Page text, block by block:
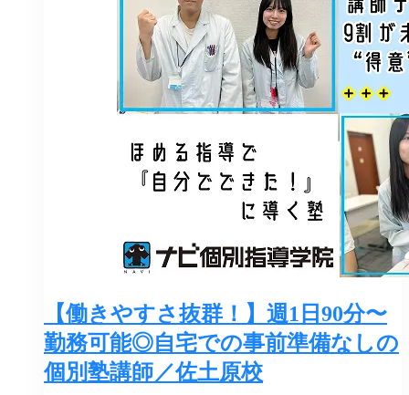
【働きやすさ抜群！】週1日90分〜
勤務可能◎自宅での事前準備なしの
個別塾講師／佐土原校